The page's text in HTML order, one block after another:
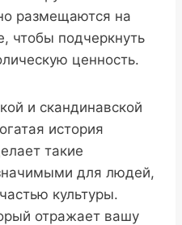
размещаются на
чтобы подчеркнуть
ценность.
и скандинавской
история
такие
для людей,
культуры.
отражает вашу